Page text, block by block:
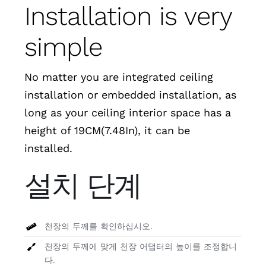
Installation is very
simple
No matter you are integrated ceiling
installation or embedded installation, as
long as your ceiling interior space has a
height of 19CM(7.48In), it can be
installed.
설치 단계
천장의 두께를 확인하십시오.
천장의 두께에 맞게 천장 어댑터의 높이를 조정합니
다.